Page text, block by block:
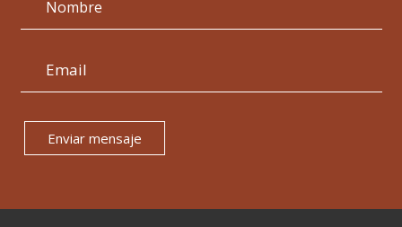
Enviar mensaje